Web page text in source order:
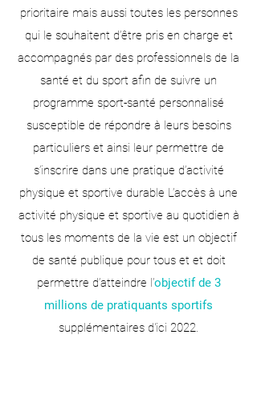
prioritaire mais aussi toutes les personnes
qui le souhaitent d’être pris en charge et
accompagnés par des professionnels de la
santé et du sport afin de suivre un
programme sport-santé personnalisé
susceptible de répondre à leurs besoins
particuliers et ainsi leur permettre de
s’inscrire dans une pratique d’activité
physique et sportive durable L’accès à une
activité physique et sportive au quotidien à
tous les moments de la vie est un objectif
de santé publique pour tous et et doit
permettre d’atteindre l’objectif de 3
millions de pratiquants sportifs
supplémentaires d'ici 2022.